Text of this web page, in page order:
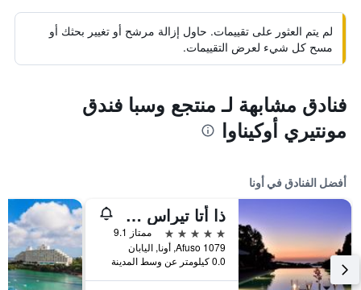
لم يتم العثور على تقييمات. حاول إزالة مرشح أو تغيير بحثك أو
مسح كل شيء لعرض التقييمات.
فنادق مشابهة لـ منتجع وسبا فندق
مونتيري أوكيناوا
أفضل الفنادق في أونا
ذا أتا تيراس كلوب تاورز
5 نجوم
ممتاز 9.1
1079 Afuso, أونا, اليابان
0.0 كيلومتر عن وسط المدينة